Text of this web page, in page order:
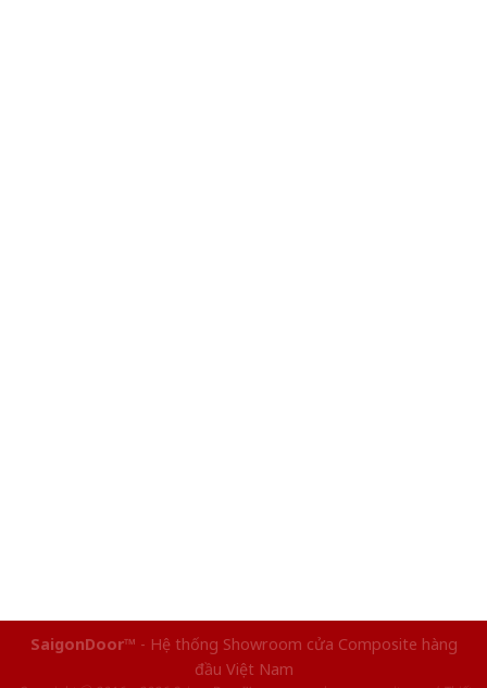
SaigonDoor™ - Hệ thống Showroom cửa Composite hàng
đầu Việt Nam